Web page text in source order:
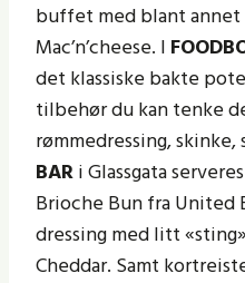
buffet med blant annet
Mac’n’cheese. I
det klassiske bakte
tilbehør du kan tenke
rømmedressing,
BARi Glassgata
Brioche Bun fra United
dressing med litt
Cheddar. Samt